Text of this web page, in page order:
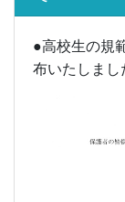
●高校生の規
布いたしまし